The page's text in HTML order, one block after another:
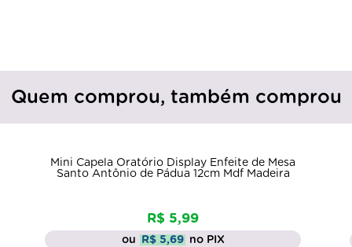
Quem comprou, também comprou
Mini Capela Oratório Display Enfeite de Mesa
Santo Antônio de Pádua 12cm Mdf Madeira
R$ 5,99
ou R$ 5,69 no PIX